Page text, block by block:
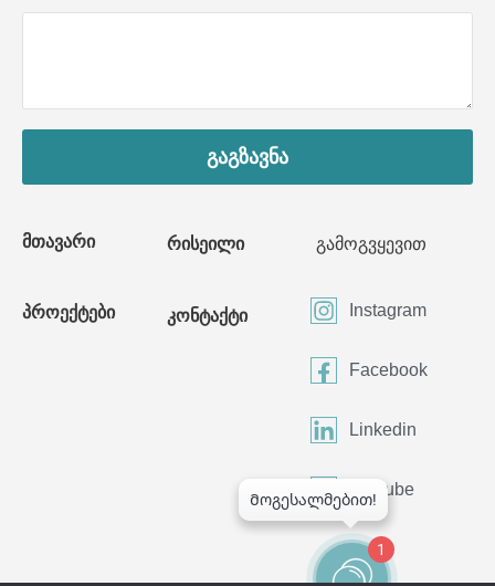
მთავარი
პროექტები
რისეილი
კონტაქტი
გამოგვყევით
Instagram
Facebook
Linkedin
Youtube
გაგზავნა
1